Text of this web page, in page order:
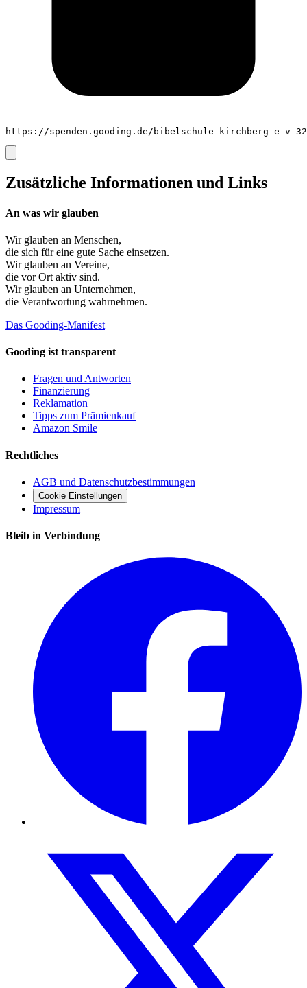
https://spenden.gooding.de/bibelschule-kirchberg-e-v-
Zusätzliche Informationen und Links
An was wir glauben
Wir glauben an Menschen,
die sich für eine gute Sache einsetzen.
Wir glauben an Vereine,
die vor Ort aktiv sind.
Wir glauben an Unternehmen,
die Verantwortung wahrnehmen.
Das Gooding-Manifest
Gooding ist transparent
Fragen und Antworten
Finanzierung
Reklamation
Tipps zum Prämienkauf
Amazon Smile
Rechtliches
AGB und Datenschutzbestimmungen
Cookie Einstellungen
Impressum
Bleib in Verbindung